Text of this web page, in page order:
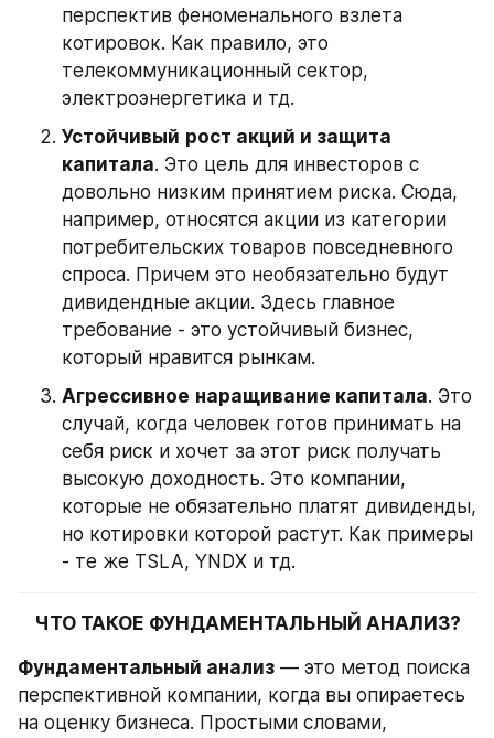
перспектив феноменального взлета
котировок. Как правило, это
телекоммуникационный сектор,
электроэнергетика и тд.
Устойчивый рост акций и защита
капитала. Это цель для инвесторов с
довольно низким принятием риска. Сюда,
например, относятся акции из категории
потребительских товаров повседневного
спроса. Причем это необязательно будут
дивидендные акции. Здесь главное
требование - это устойчивый бизнес,
который нравится рынкам.
Агрессивное наращивание капитала. Это
случай, когда человек готов принимать на
себя риск и хочет за этот риск получать
высокую доходность. Это компании,
которые не обязательно платят дивиденды,
но котировки которой растут. Как примеры
- те же TSLA, YNDX и тд.
ЧТО ТАКОЕ ФУНДАМЕНТАЛЬНЫЙ АНАЛИЗ?
Фундаментальный анализ — это метод поиска
перспективной компании, когда вы опираетесь
на оценку бизнеса. Простыми словами,